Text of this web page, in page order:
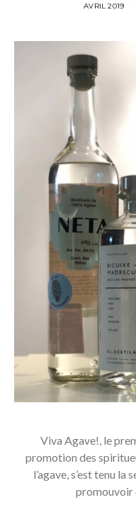
POSTED
AVRIL 2019
Viva Agave!, le
promotion des
l’agave, s’est tenu
promouvoir